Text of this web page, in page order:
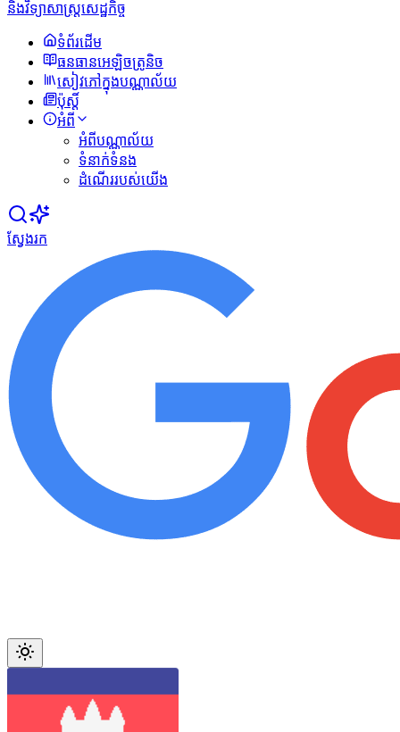
និងវិទ្យាសាស្ត្រសេដ្ឋកិច្ច
ទំព័រដើម
ធនធានអេឡិចត្រូនិច
សៀវភៅក្នុងបណ្ណាល័យ
ប៉ុស្ដិ៍
អំពី
អំពីបណ្ណាល័យ
ទំនាក់ទំនង
ដំណើររបស់យើង
ស្វែងរក